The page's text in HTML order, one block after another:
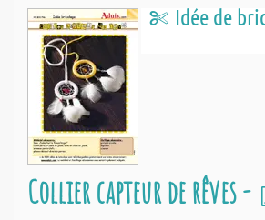
Idée de
Collier capteur de rêves -